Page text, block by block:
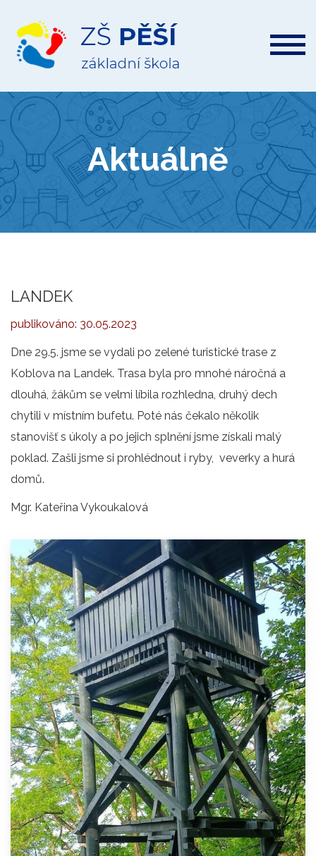
ZŠ
Pěší
Aktuálně
LANDEK
publikováno: 30.05.2023
Dne 29.5. jsme se vydali po zelené turistické trase z
Koblova na Landek. Trasa byla pro mnohé náročná a
dlouhá, žákům se velmi líbila rozhledna, druhý dech
chytili v místním bufetu. Poté nás čekalo několik
stanovišť s úkoly a po jejich splnění jsme získali malý
poklad. Zašli jsme si prohlédnout i ryby, veverky a hurá
domů.
Mgr. Kateřina Vykoukalová